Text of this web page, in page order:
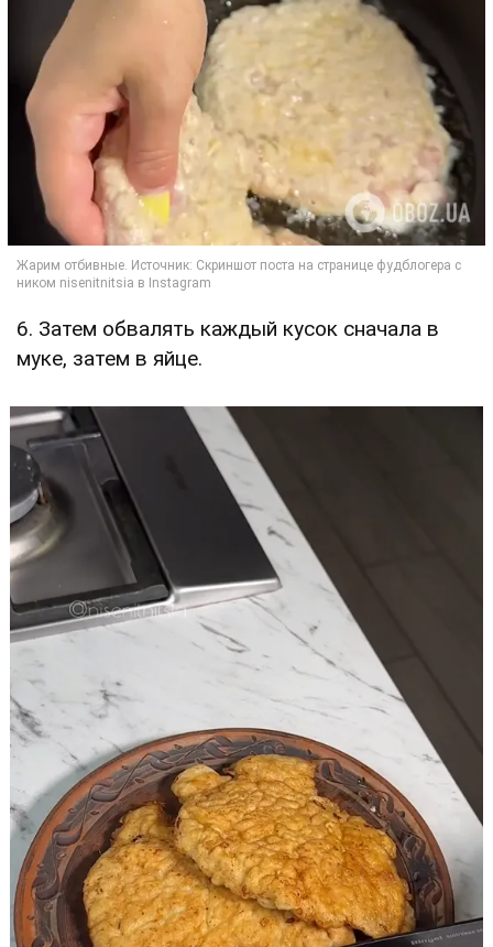
6. Затем обвалять каждый кусок сначала в
муке, затем в яйце.